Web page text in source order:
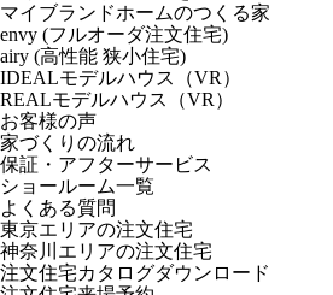
マイブランドホームのつくる家
envy (フルオーダ注文住宅)
airy (高性能 狭小住宅)
IDEALモデルハウス（VR）
REALモデルハウス（VR）
お客様の声
家づくりの流れ
保証・アフターサービス
ショールーム一覧
よくある質問
東京エリアの注文住宅
神奈川エリアの注文住宅
注文住宅カタログダウンロード